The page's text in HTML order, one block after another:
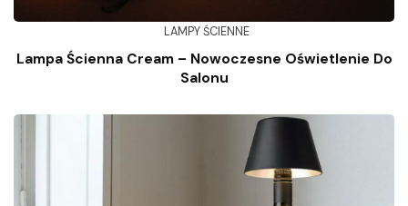
LAMPY ŚCIENNE
Lampa Ścienna Cream – Nowoczesne Oświetlenie Do
Salonu